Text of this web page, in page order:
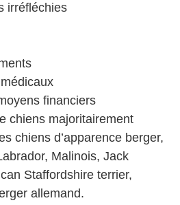
irréfléchies
financiers
chiens majoritairement
chiens d’apparence berger,
Malinois, Jack
Staffordshire terrier,
allemand.